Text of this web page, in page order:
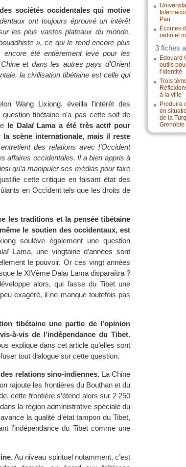
Pau
Écoutes
radio et
3 fiches
Edouard
outils
l’identité
Trois
à la ville
Produire
en
de la
Grenoble
sociétés occidentales qui motive
ont toujours éprouvé un intérêt
les plus vastes plateaux du monde,
», ce qui le rend encore plus
été entièrement levé pour les
et dans les autres pays d’Orient
la civilisation tibétaine est celle qui
Wang Lixiong, éveilla l’intérêt des
tibétaine n’a pas cette soif de
le Dalaï Lama a été très actif pour
scène internationale, mais il reste
des relations avec l’Occident
affaires occidentales. Il a bien appris à
qu’à manipuler ses médias pour faire
cette critique en faisant état des
en Occident tels que les droits de
les traditions et la pensée tibétaine
le soutien des occidentaux, est
soulève également une question
Lama, une vingtaine d’années sont
le pouvoir. Or ces vingt années
le XIVème Dalaï Lama disparaîtra ?
alors, qui fasse du Tibet une
exagéré, il ne manque toutefois pas
tibétaine une partie de l’opinion
à-vis de l’indépendance du Tibet.
explique dans cet article qu’elles sont
tout dialogue sur cette question.
relations sino-indiennes. La Chine
rajoute les frontières du Bouthan et du
cette frontière s’étend alors sur 2 250
la région administrative spéciale du
la qualité d’état tampon du Tibet,
l’indépendance du Tibet comme une
Au niveau spirituel notamment, c’est